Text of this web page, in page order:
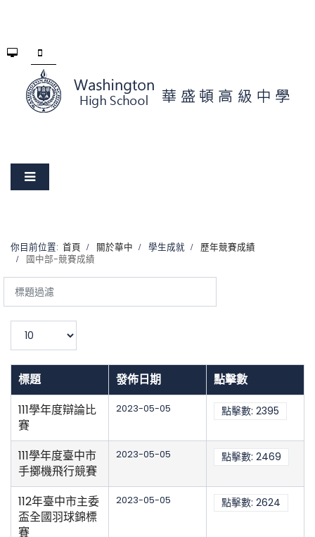
你目前位置: 首頁 關於華中 學生成就
歷年競賽成績
國中部-競賽成績
過
濾
數
目
標題 發佈日期
點擊數
111學年度辯論比
賽
2023-05-05 點擊數: 2395
111學年度臺中市
手擲機飛行競賽
2023-05-05 點擊數: 2469
112年臺中市主委
盃全國羽球錦標
賽
2023-05-05 點擊數: 2624